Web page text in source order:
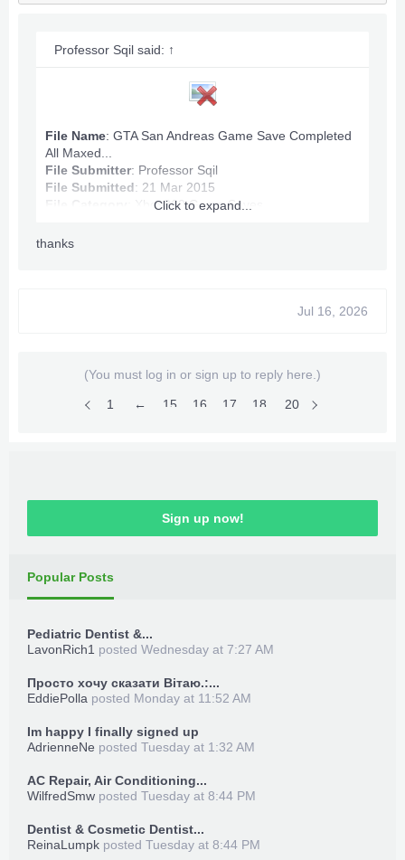
***Hidden content cannot be quoted.***
Professor Sqil said: ↑
File Name: GTA San Andreas Game Save Completed
All Maxed...
File Submitter: Professor Sqil
File Submitted: 21 Mar 2015
Xbox360 Game Saves
Anything wrong PM.
Click to expand...
thanks
Jul 16, 2026
(You must log in or sign up to reply here.)
1 ← 15 16 17 18 19
20
Sign up now!
Popular Posts
Pediatric Dentist &...
LavonRich1 posted Wednesday at 7:27 AM
Просто хочу сказати Вітаю.:...
EddiePolla posted Monday at 11:52 AM
Im happy I finally signed up
AdrienneNe posted Tuesday at 1:32 AM
AC Repair, Air Conditioning...
WilfredSmw posted Tuesday at 8:44 PM
Dentist & Cosmetic Dentist...
ReinaLumpk posted Tuesday at 8:44 PM